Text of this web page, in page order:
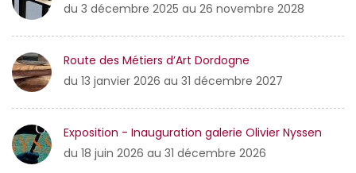
du 3 décembre 2025 au 26 novembre 2028
Route des Métiers d’Art Dordogne
du 13 janvier 2026 au 31 décembre 2027
Exposition - Inauguration galerie Olivier Nyssen
du 18 juin 2026 au 31 décembre 2026